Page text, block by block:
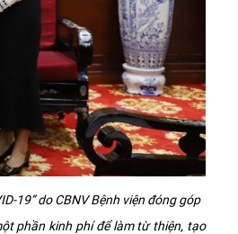
19” do CBNV Bệnh viện đóng góp
phần kinh phí để làm từ thiện, tạo